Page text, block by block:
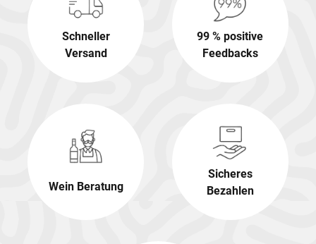
Schneller
Versand
99 % positive
Feedbacks
Wein Beratung
Sicheres
Bezahlen